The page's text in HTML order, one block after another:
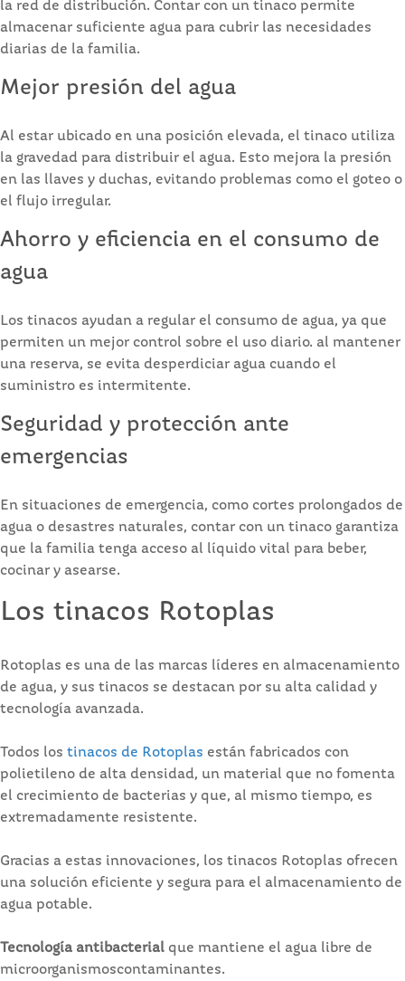
la red de distribución. Contar con un tinaco permite
almacenar suficiente agua para cubrir las necesidades
diarias de la familia.
Mejor presión del agua
Al estar ubicado en una posición elevada, el tinaco utiliza
la gravedad para distribuir el agua. Esto mejora la presión
en las llaves y duchas, evitando problemas como el goteo o
el flujo irregular.
Ahorro y eficiencia en el consumo de
agua
Los tinacos ayudan a regular el consumo de agua, ya que
permiten un mejor control sobre el uso diario. al mantener
una reserva, se evita desperdiciar agua cuando el
suministro es intermitente.
Seguridad y protección ante
emergencias
En situaciones de emergencia, como cortes prolongados de
agua o desastres naturales, contar con un tinaco garantiza
que la familia tenga acceso al líquido vital para beber,
cocinar y asearse.
Los tinacos Rotoplas
Rotoplas es una de las marcas líderes en almacenamiento
de agua, y sus tinacos se destacan por su alta calidad y
tecnología avanzada.
Todos los tinacos de Rotoplas están fabricados con
polietileno de alta densidad, un material que no fomenta
el crecimiento de bacterias y que, al mismo tiempo, es
extremadamente resistente.
Gracias a estas innovaciones, los tinacos Rotoplas ofrecen
una solución eficiente y segura para el almacenamiento de
agua potable.
Tecnología antibacterial que mantiene el agua libre de
microorganismoscontaminantes.